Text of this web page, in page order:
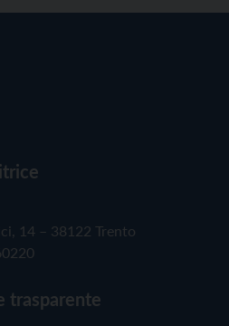
14 – 38122 Trento
trasparente